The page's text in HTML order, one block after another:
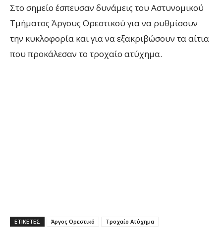
Στο σημείο έσπευσαν δυνάμεις του Αστυνομικού
Τμήματος Άργους Ορεστικού για να ρυθμίσουν
την κυκλοφορία και για να εξακριβώσουν τα αίτια
που προκάλεσαν το τροχαίο ατύχημα.
ΕΤΙΚΕΤΕΣ Άργος Ορεστικό Τροχαίο Ατύχημα